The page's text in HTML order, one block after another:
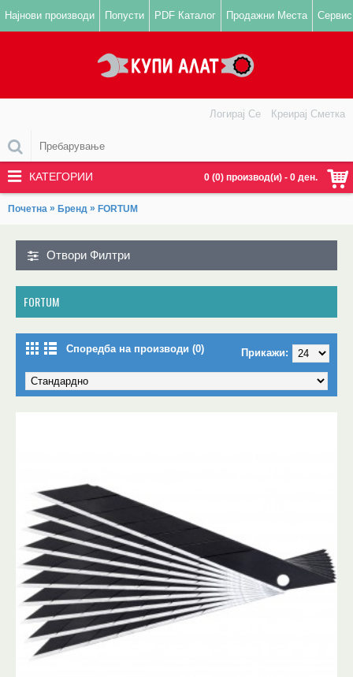
Најнови производи Попусти PDF Каталог Продажни Места Сервис
0 (0) производ(и) - 0 ден.
Логирај Се Креирај Сметка
КАТЕГОРИИ
Почетна » Бренд » FORTUM
Отвори Филтри
FORTUM
Споредба на производи (0) Прикажи: